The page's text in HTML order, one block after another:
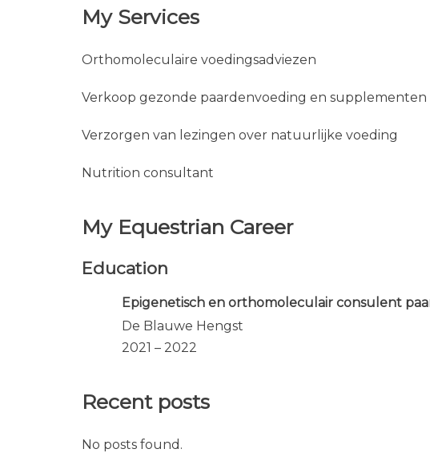
My Services
Orthomoleculaire voedingsadviezen
Verkoop gezonde paardenvoeding en supplementen
Verzorgen van lezingen over natuurlijke voeding
Nutrition consultant
My Equestrian Career
Education
Epigenetisch en orthomoleculair consulent
De Blauwe Hengst
2021 – 2022
Recent posts
No posts found.